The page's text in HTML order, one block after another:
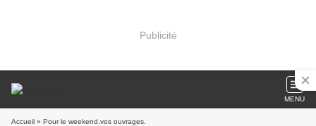
Publicité
MENU
Accueil » Pour le weekend,vos ouvrages.